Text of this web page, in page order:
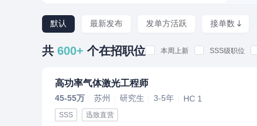
默认 最新发布 发单方活跃 接单数
共 600+ 个在招职位 本周上新 SSS级职位
高功率气体激光工程师
45-55万 苏州 研究生 3-5年 HC 1
SSS 迅致直营